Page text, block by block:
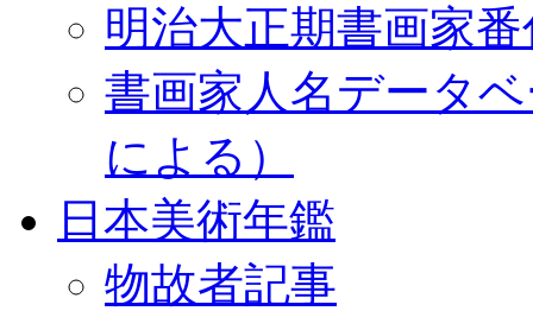
明治大正期書画家
書画家人名データ
による）
日本美術年鑑
物故者記事